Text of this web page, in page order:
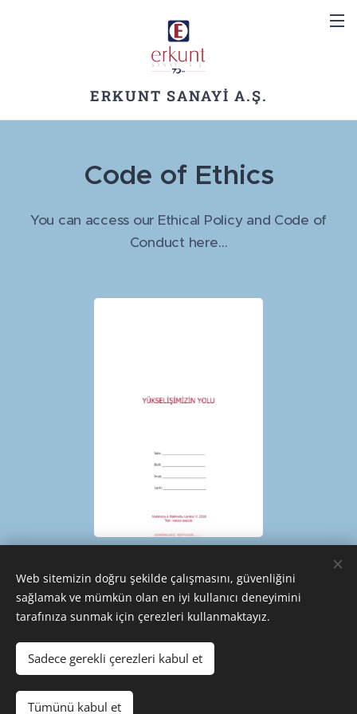
ERKUNT SANAYİ A.Ş.
Code of Ethics
You can access our Ethical Policy and Code of
Conduct here…
© 1953 - 2025 | ERKUNT SANAYİ A.Ş. | TÜM HAKLARI SAKLIDIR
Cookies
Web sitemizin doğru şekilde çalışmasını, güvenliğini
sağlamak ve mümkün olan en iyi kullanıcı deneyimini
tarafınıza sunmak için çerezleri kullanmaktayız.
Sadece gerekli çerezleri kabul et
Tümünü kabul et